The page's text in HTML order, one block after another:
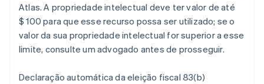
Atlas. A propriedade intelectual deve ter valor de até
$ 100 para que esse recurso possa ser utilizado; se o
valor da sua propriedade intelectual for superior a esse
limite, consulte um advogado antes de prosseguir.
Declaração automática da eleição fiscal 83(b)